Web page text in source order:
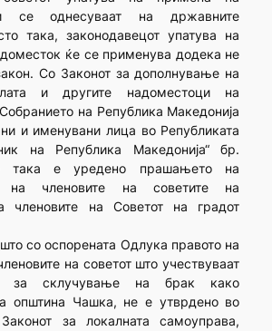
се однесуваат на државните
така, законодавецот упатува на
ќе се применува додека не
Со Законот за дополнување на
и другите надоместоци на
на Република Македонија
и именувани лица во Републиката
на Република Македонија“ бр.
така е уредено прашањето на
на членовите на советите на
членовите на Советот на градот
со оспорената Одлука правото на
на советот што учествуваат
за склучување на брак како
општина Чашка, не е утврденo во
за локалната самоуправа,